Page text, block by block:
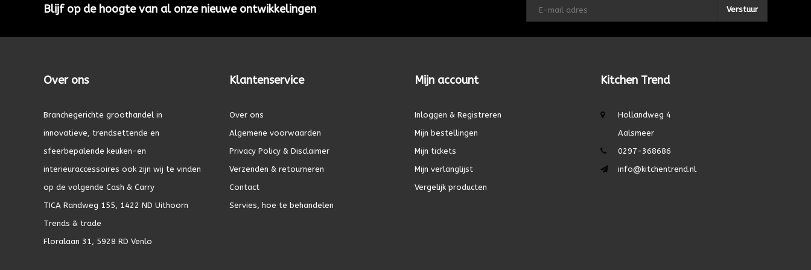
Blijf op de hoogte van al onze nieuwe ontwikkelingen Verstuur
Over ons
Branchegerichte groothandel in
innovatieve, trendsettende en
sfeerbepalende keuken-en
interieuraccessoires ook zijn wij te vinden
op de volgende Cash & Carry
TICA Randweg 155, 1422 ND Uithoorn
Trends & trade
Floralaan 31, 5928 RD Venlo
Klantenservice
Over ons
Algemene voorwaarden
Privacy Policy & Disclaimer
Verzenden & retourneren
Contact
Servies, hoe te behandelen
Mijn account
Inloggen & Registreren
Mijn bestellingen
Mijn tickets
Mijn verlanglijst
Vergelijk producten
Kitchen Trend
Hollandweg 4
Aalsmeer
0297-368686
info@kitchentrend.nl